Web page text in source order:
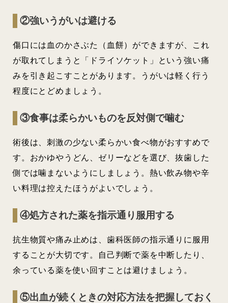
②強いうがいは避ける
傷口には血のかさぶた（血餅）ができますが、これ
が取れてしまうと「ドライソケット」という強い痛
みを引き起こすことがあります。うがいは軽く行う
程度にとどめましょう。
③食事は柔らかいものを反対側で噛む
術後は、刺激の少ない柔らかい食べ物がおすすめで
す。おかゆやうどん、ゼリーなどを選び、抜歯した
側では噛まないようにしましょう。熱い飲み物や辛
い料理は控えたほうがよいでしょう。
④処方された薬を指示通り服用する
抗生物質や痛み止めは、歯科医師の指示通りに服用
することが大切です。自己判断で薬を中断したり、
余っている薬を使い回すことは避けましょう。
⑤出血が続くときの対応方法を把握しておく